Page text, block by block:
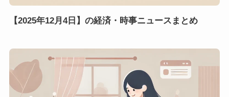
【2025年12月4日】の経済・時事ニュースまとめ